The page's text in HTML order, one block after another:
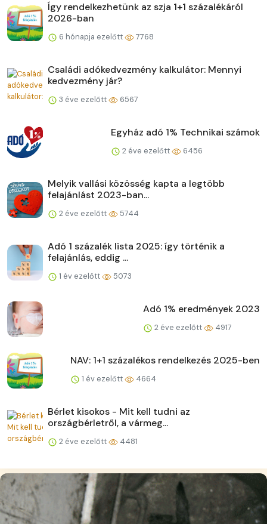
Így rendelkezhetünk az szja 1+1 százalékáról
2026-ban
6 hónapja ezelőtt 7768
Családi adókedvezmény kalkulátor: Mennyi
kedvezmény jár?
3 éve ezelőtt 6567
Egyház adó 1% Technikai számok
2 éve ezelőtt 6456
Melyik vallási közösség kapta a legtöbb
felajánlást 2023-ban...
2 éve ezelőtt 5744
Adó 1 százalék lista 2025: így történik a
felajánlás, eddig ...
1 év ezelőtt 5073
Adó 1% eredmények 2023
2 éve ezelőtt 4917
NAV: 1+1 százalékos rendelkezés 2025-ben
1 év ezelőtt 4664
Bérlet kisokos - Mit kell tudni az
országbérletről, a vármeg...
2 éve ezelőtt 4481